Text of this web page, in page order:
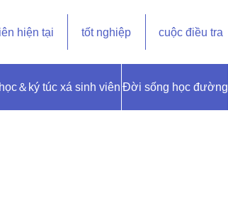
hiện tại tốt nghiệp cuộc điều tra
＆ký túc xá sinh viên Đời sống học đường